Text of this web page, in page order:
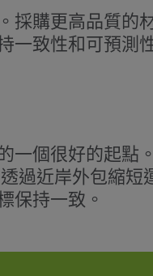
採購更高品質的
一致性和可預測
一個很好的起點
過近岸外包縮短
保持一致。